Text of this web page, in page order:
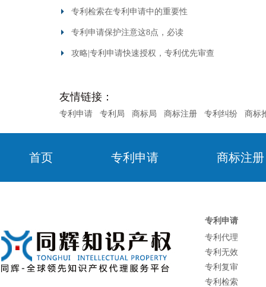
专利检索在专利申请中的重要性
专利申请保护注意这8点，必读
攻略|专利申请快速授权，专利优先审查
友情链接：
专利申请 专利局 商标局 商标注册 专利纠纷 商标
首页 专利申请 商标注册
专利申请
专利代理
专利无效
专利复审
专利检索